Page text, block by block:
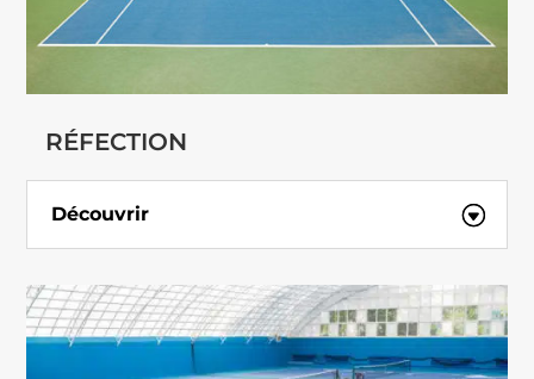
RÉFECTION
Découvrir